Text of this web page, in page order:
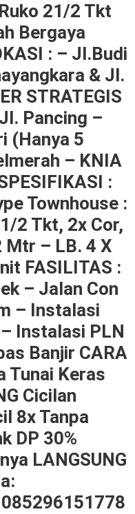
21/2 Tkt
Bergaya
: – Jl.Budi
& Jl.
STRATEGIS
Pancing –
(Hanya 5
– KNIA
:
Townhouse :
2 Tkt, 2x Cor,
Mtr – LB. 4 X
FASILITAS :
– Jalan Con
– Instalasi
Instalasi PLN
Banjir CARA
Tunai Keras
Cicilan
8x Tanpa
DP 30%
LANGSUNG